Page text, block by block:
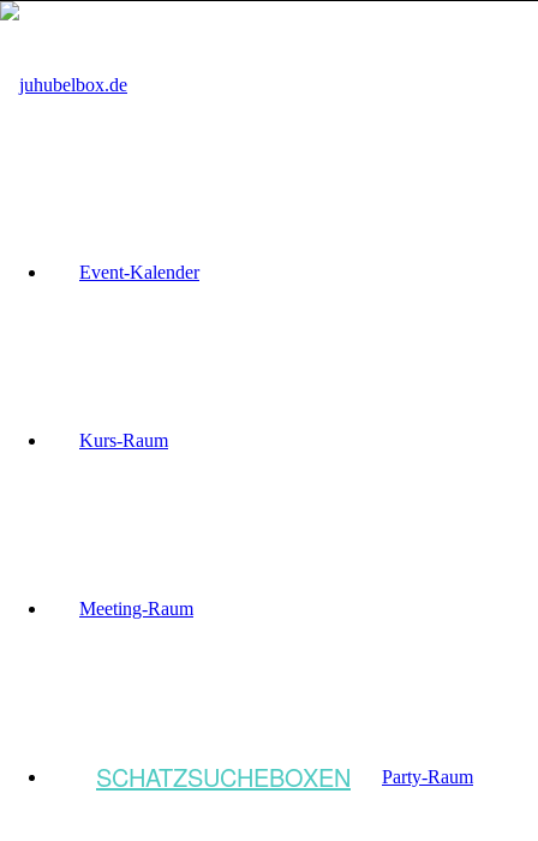
Event-Kalender
Kurs-Raum
Meeting-Raum
Party-Raum
SCHATZSUCHEBOXEN